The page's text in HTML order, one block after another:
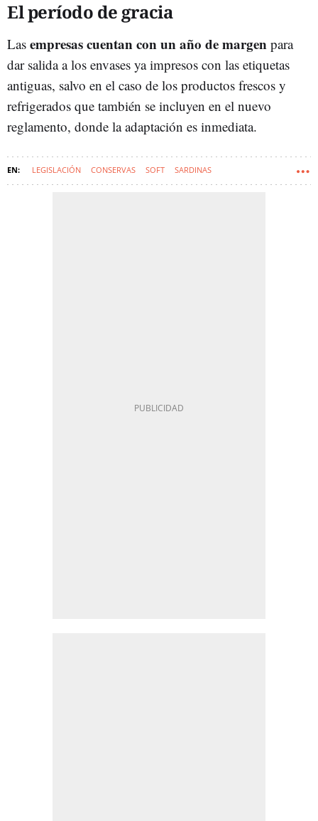
El período de gracia
Las empresas cuentan con un año de margen para
dar salida a los envases ya impresos con las etiquetas
antiguas, salvo en el caso de los productos frescos y
refrigerados que también se incluyen en el nuevo
reglamento, donde la adaptación es inmediata.
LEGISLACIÓN CONSERVAS SOFT SARDINAS